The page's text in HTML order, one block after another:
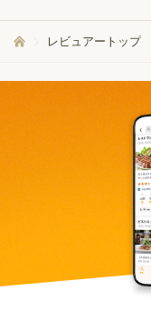
レビュアートップ